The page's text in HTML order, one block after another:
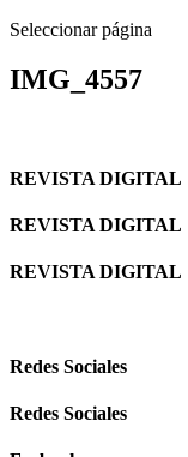
Seleccionar página
IMG_4557
REVISTA DIGITAL
REVISTA DIGITAL
REVISTA DIGITAL
Redes Sociales
Redes Sociales